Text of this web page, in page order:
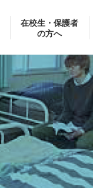
在校生・保護者
の方へ